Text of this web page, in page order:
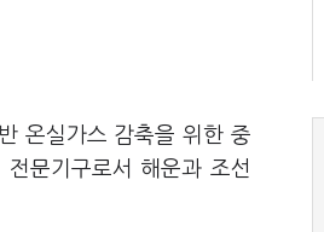
온실가스 감축을 위한 중
문기구로서 해운과 조선